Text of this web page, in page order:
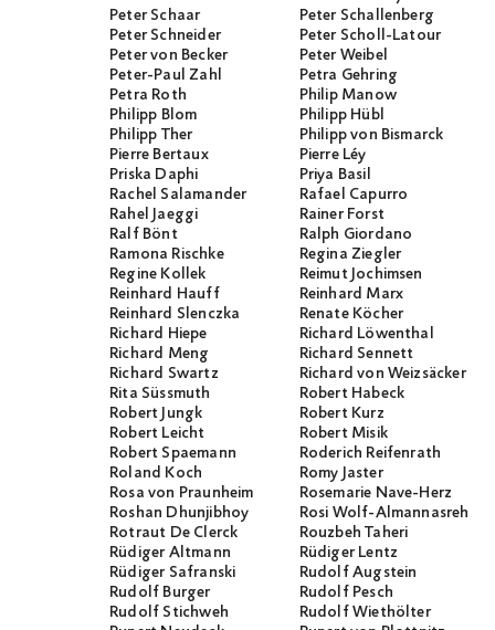
Peter Schaar
Peter Schallenberg
Peter Schneider
Peter Scholl-Latour
Peter von Becker
Peter Weibel
Peter-Paul Zahl
Petra Gehring
Petra Roth
Philip Manow
Philipp Blom
Philipp Hübl
Philipp Ther
Philipp von Bismarck
Pierre Bertaux
Pierre Léy
Priska Daphi
Priya Basil
Rachel Salamander
Rafael Capurro
Rahel Jaeggi
Rainer Forst
Ralf Bönt
Ralph Giordano
Ramona Rischke
Regina Ziegler
Regine Kollek
Reimut Jochimsen
Reinhard Hauff
Reinhard Marx
Reinhard Slenczka
Renate Köcher
Richard Hiepe
Richard Löwenthal
Richard Meng
Richard Sennett
Richard Swartz
Richard von Weizsäcker
Rita Süssmuth
Robert Habeck
Robert Jungk
Robert Kurz
Robert Leicht
Robert Misik
Robert Spaemann
Roderich Reifenrath
Roland Koch
Romy Jaster
Rosa von Praunheim
Rosemarie Nave-Herz
Roshan Dhunjibhoy
Rosi Wolf-Almannasreh
Rotraut De Clerck
Rouzbeh Taheri
Rüdiger Altmann
Rüdiger Lentz
Rüdiger Safranski
Rudolf Augstein
Rudolf Burger
Rudolf Pesch
Rudolf Stichweh
Rudolf Wiethölter